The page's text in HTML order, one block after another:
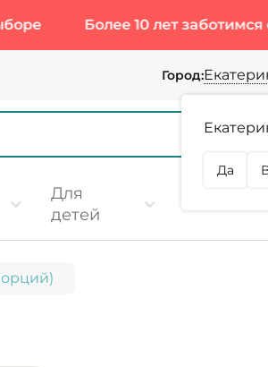
Более 10 лет заботимся о
Город:
Да
Для
детей